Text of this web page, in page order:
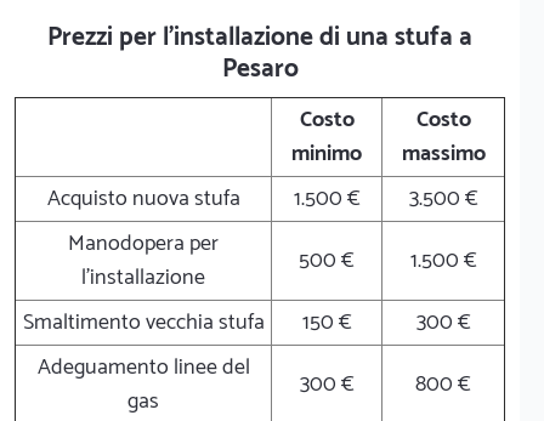
Prezzi per l'installazione di una stufa a
Pesaro
Costo
minimo
Costo
massimo
Acquisto nuova stufa
1.500 €
3.500 €
Manodopera per
l'installazione
500 €
1.500 €
Smaltimento vecchia stufa
150 €
300 €
Adeguamento linee del
gas
300 €
800 €